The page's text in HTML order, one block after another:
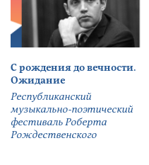
С рождения до вечности.
Ожидание
Республиканский
музыкально-поэтический
фестиваль Роберта
Рождественского